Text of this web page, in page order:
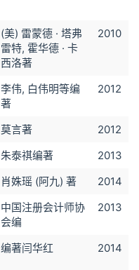
(美) 雷蒙德 · 塔弗
雷特, 霍华德 · 卡
西洛著
2010
李伟, 白伟明等编
著
2012
莫言著
2012
朱泰祺编著
2013
肖姝瑶 (阿九) 著
2014
中国注册会计师协
会编
2013
编著闫华红 2014